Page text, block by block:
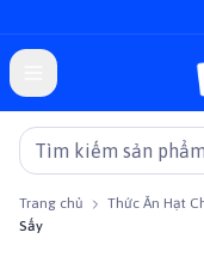
Trang chủ Thức Ăn Hạt
Sấy